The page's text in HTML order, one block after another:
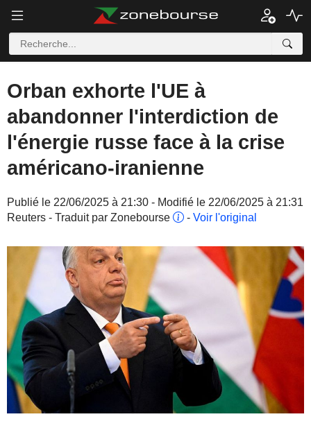
Orban exhorte l'UE à
abandonner l'interdiction de
l'énergie russe face à la crise
américano-iranienne
Publié le 22/06/2025 à 21:30 - Modifié le 22/06/2025 à 21:31
Reuters - Traduit par Zonebourse
- Voir l'original